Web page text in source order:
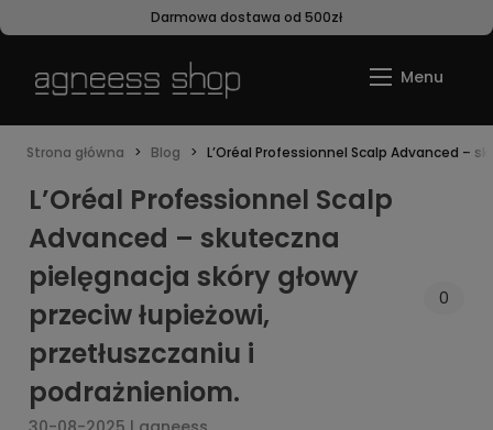
Darmowa dostawa od 500zł
Strona główna Blog L’Oréal Professionnel Scalp Advanced –
L’Oréal Professionnel Scalp
Advanced – skuteczna
pielęgnacja skóry głowy
przeciw łupieżowi,
przetłuszczaniu i
podrażnieniom.
0